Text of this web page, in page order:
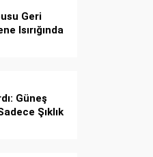
Geri
Isırığında
Güneş
Şıklık